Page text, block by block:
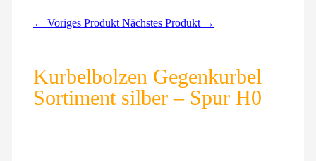
← Voriges Produkt Nächstes Produkt →
Kurbelbolzen Gegenkurbel
Sortiment silber – Spur H0